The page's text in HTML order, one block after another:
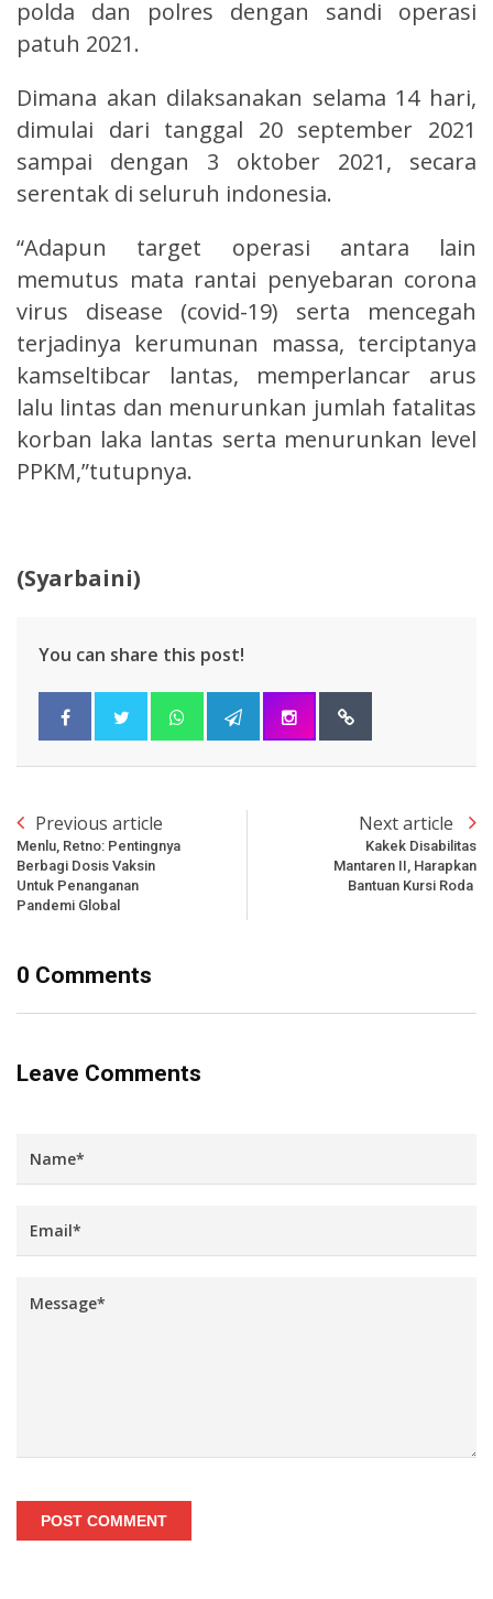
polda dan polres dengan sandi operasi
patuh 2021.
Dimana akan dilaksanakan selama 14 hari,
dimulai dari tanggal 20 september 2021
sampai dengan 3 oktober 2021, secara
serentak di seluruh indonesia.
“Adapun target operasi antara lain
memutus mata rantai penyebaran corona
virus disease (covid-19) serta mencegah
terjadinya kerumunan massa, terciptanya
kamseltibcar lantas, memperlancar arus
lalu lintas dan menurunkan jumlah fatalitas
korban laka lantas serta menurunkan level
PPKM,”tutupnya.
(Syarbaini)
You can share this post!
Previous article
Menlu, Retno: Pentingnya
Berbagi Dosis Vaksin
Untuk Penanganan
Pandemi Global
Next article
Kakek Disabilitas
Mantaren II, Harapkan
Bantuan Kursi Roda
0 Comments
Leave Comments
POST COMMENT